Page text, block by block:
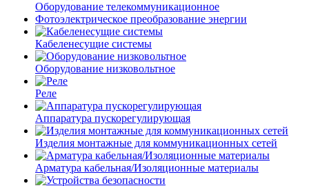
Оборудование телекоммуникационное
Фотоэлектрическое преобразование энергии
Кабеленесущие системы
Оборудование низковольтное
Реле
Аппаратура пускорегулирующая
Изделия монтажные для коммуникационных сетей
Арматура кабельная/Изоляционные материалы